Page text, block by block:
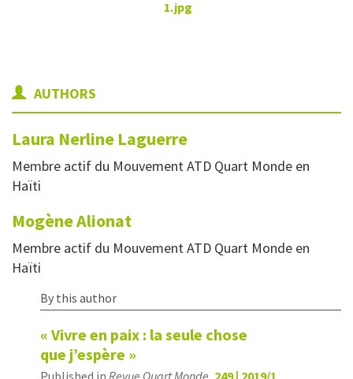
1.jpg
AUTHORS
Laura Nerline Laguerre
Membre actif du Mouvement ATD Quart Monde en
Haïti
MogèneAlionat
Membre actif du Mouvement ATD Quart Monde en
Haïti
By this author
« Vivre en paix : la seule chose
que j’espère »